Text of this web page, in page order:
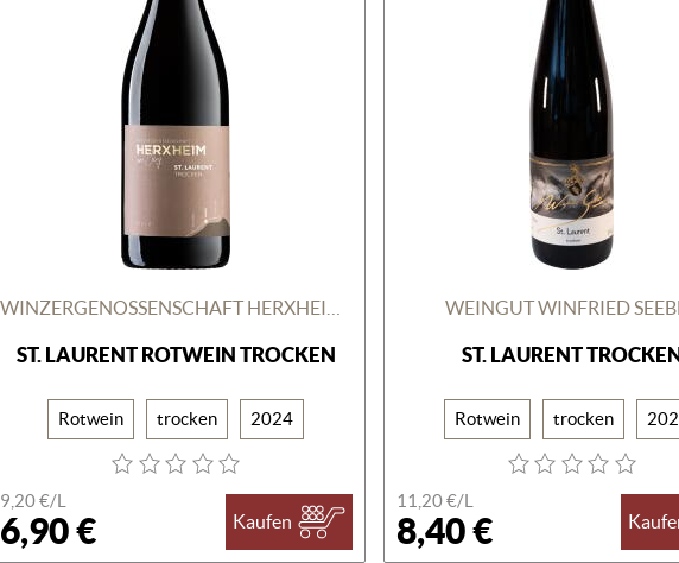
ST. LAURENT ROTWEIN TROCKEN
Rotwein trocken 2024
9,20 €/L
6,90 € Kaufen
WEINGUT WINFRIED
ST. LAURENT
Rotwein trocken
11,20 €/L
8,40 €